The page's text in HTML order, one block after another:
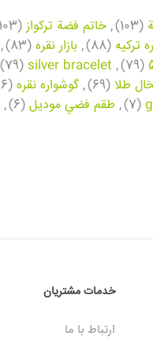
(103)
, خاتم فضة تركواز (103)
ترکیه (88)
, بازار نقره (83)
,
(79)
,
silver bracelet
(79)
طلا (69)
, گوشواره نقره (26)
(7)
, طقم فضي موديل (6)
,
خدمات مشتریان
ارتباط با ما